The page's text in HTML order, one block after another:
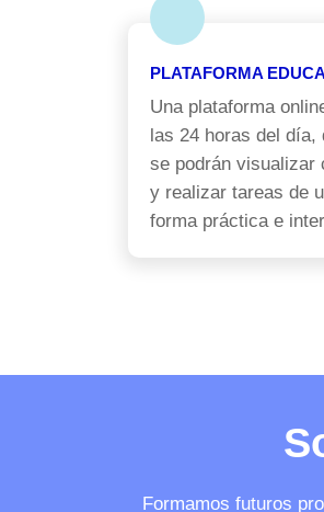
PLATAFORMA
Una plataforma
las 24 horas del día,
se podrán visualizar
y realizar tareas de
forma práctica e
Formamos futuros